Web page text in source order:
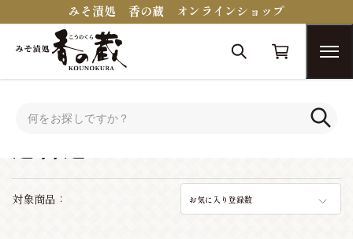
みそ漬処 香の蔵 オンラインショップ
対象商品： お気に入り登録数